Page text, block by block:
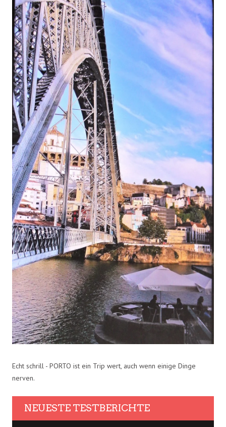
Echt schrill - PORTO ist ein Trip wert, auch wenn einige Dinge
nerven.
NEUESTE TESTBERICHTE